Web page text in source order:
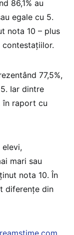
86,1% au
egale cu 5.
nota 10 – plus
contestațiilor.
77,5%,
Iar dintre
în raport cu
elevi,
mari sau
nota 10. În
diferențe din